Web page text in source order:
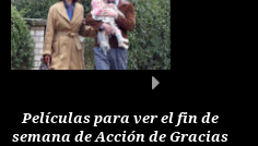
Películas para ver el fin de
semana de Acción de Gracias